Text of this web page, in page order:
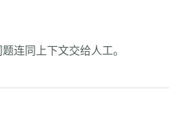
连同上下文交给人工。